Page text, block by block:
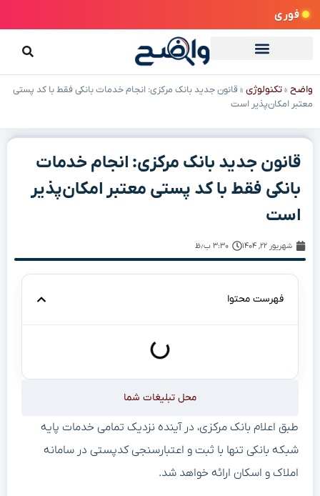
فوری
واضح »تکنولوژی »قانون جدید بانک مرکزی: انجام خدمات بانکی فقط با کد پستی
معتبر امکان‌پذیر است
قانون جدید بانک مرکزی: انجام خدمات
بانکی فقط با کد پستی معتبر امکان‌پذیر
است
شهریور ۲۲, ۱۴۰۴ ۳:۳۰ ب٫ظ
فهرست محتوا
محل تبلیغات شما
طبق اعلام بانک مرکزی، در آینده نزدیک تمامی خدمات پایه
شبکه بانکی تنها با ثبت و اعتبارسنجی کدپستی در سامانه
املاک و اسکان ارائه خواهد شد.